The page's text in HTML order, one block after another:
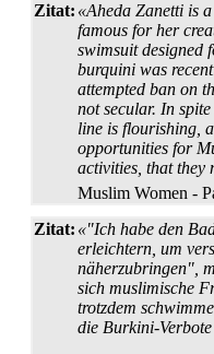
Zitat: «Aheda Zanetti is
famous for her
swimsuit designed
burquini was
attempted ban on
not secular. In
line is flourishing,
opportunities for
activities, that they
Muslim Women -
Zitat: «"Ich habe den
erleichtern, um
näherzubringen",
sich muslimische
trotzdem
die Burkini-